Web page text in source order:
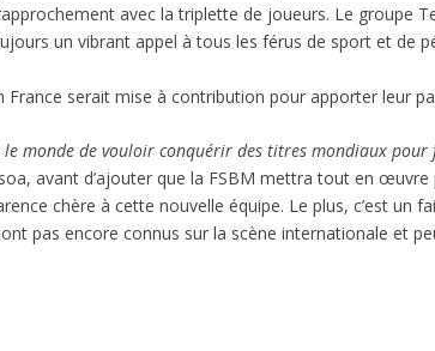
avec la triplette de joueurs. Le groupe
un vibrant appel à tous les férus de sport et de
France serait mise à contribution pour apporter leur
le monde de vouloir conquérir des titres mondiaux
avant d’ajouter que la FSBM mettra tout en
chère à cette nouvelle équipe. Le plus, c’est un
pas encore connus sur la scène internationale et